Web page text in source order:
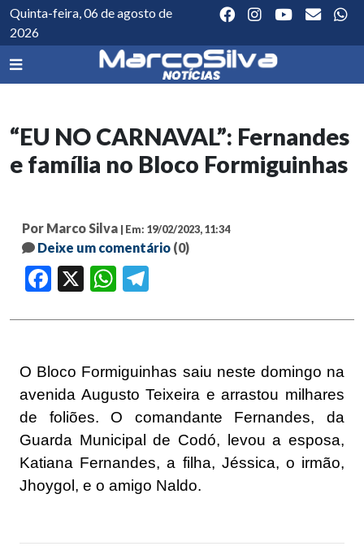
Quinta-feira, 06 de agosto de
2026
“EU NO CARNAVAL”: Fernandes
e família no Bloco Formiguinhas
Por Marco Silva | Em: 19/02/2023, 11:34
Deixe um comentário (0)
Facebook WhatsApp
O Bloco Formiguinhas saiu neste domingo na
avenida Augusto Teixeira e arrastou milhares
de foliões. O comandante Fernandes, da
Guarda Municipal de Codó, levou a esposa,
Katiana Fernandes, a filha, Jéssica, o irmão,
Jhoygol, e o amigo Naldo.